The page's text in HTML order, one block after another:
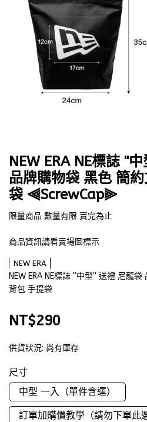
NEW ERA NE標誌 ''
品牌購物袋 黑色 簡
袋 ⫷ScrewCap⫸
限量商品 數量有限 賣完為止
商品資訊請看賣場圖標示
NEW ERA
NEW ERA NE標誌 ''中型'' 送禮 尼龍
背包 手提袋
NT$290
供貨狀況: 尚有庫存
尺寸
中型 一入（單件含運）
訂單加購價教學（請勿下單此